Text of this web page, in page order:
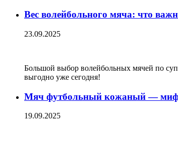
Вес волейбольного мяча: что
23.09.2025
Большой выбор волейбольных мячей по
выгодно уже сегодня!
Мяч футбольный кожаный — миф
19.09.2025